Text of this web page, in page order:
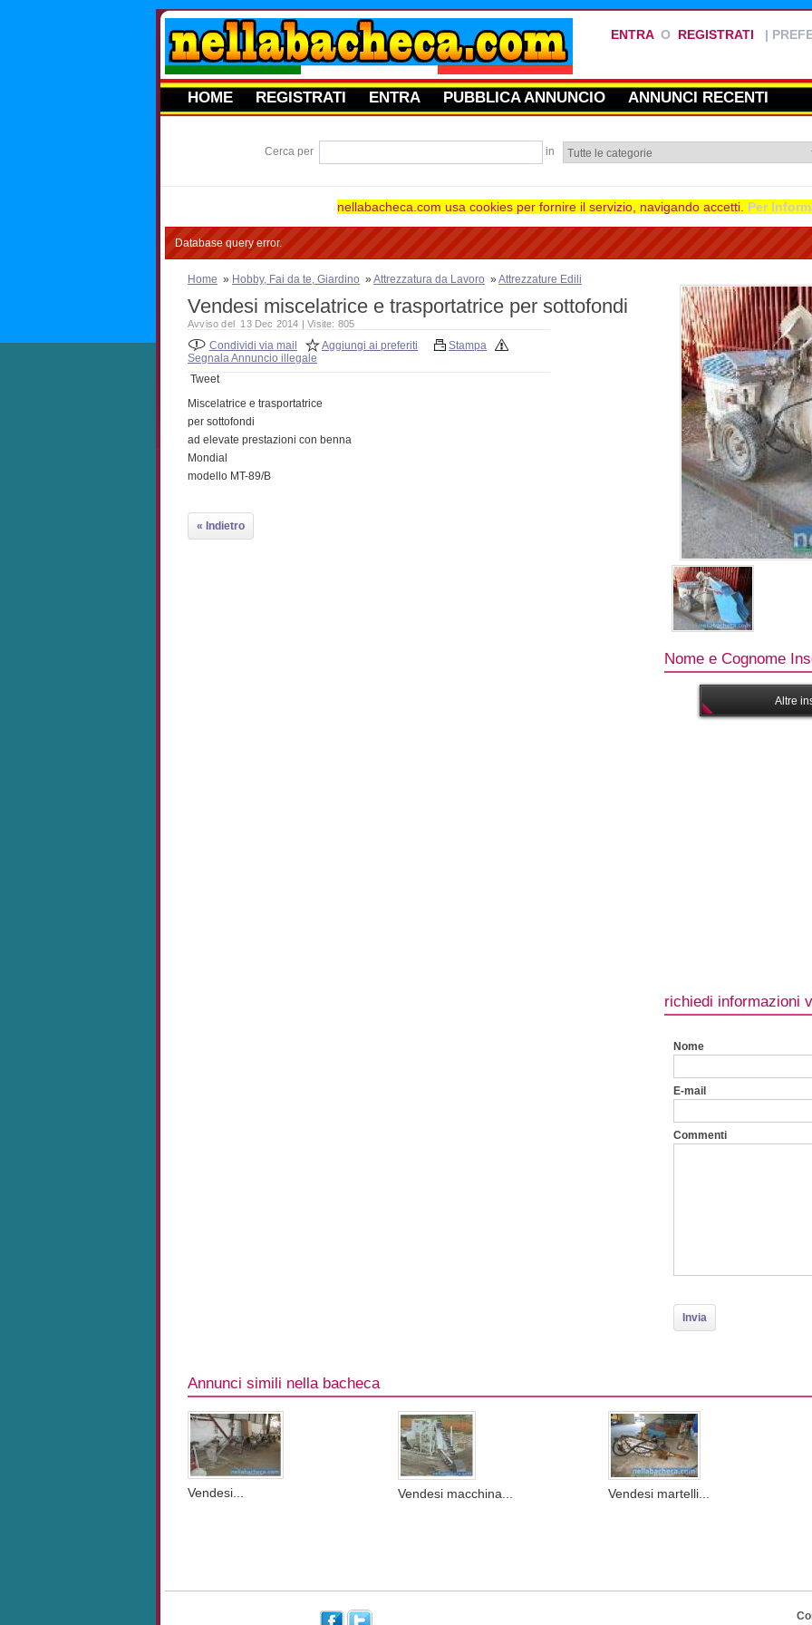
ENTRAO REGISTRATI |
HOME REGISTRATI ENTRA PUBBLICA ANNUNCIO ANNUNCI RECENTI
Cerca per in
nellabacheca.com usa cookies per fornire il servizio, navigando accetti. Per
Database query error.
Home » Hobby, Fai da te, Giardino »Attrezzatura da Lavoro »Attrezzature Edili
Vendesi miscelatrice e trasportatrice per sottofondi
Avviso del 13 Dec 2014 | Visite: 805
Condividi via mail Aggiungi ai preferiti
Stampa
Segnala Annuncio illegale
Tweet
Miscelatrice e trasportatrice
per sottofondi
ad elevate prestazioni con benna
Mondial
modello MT-89/B
« Indietro
Nome e Cognome
Altre
richiedi informazioni
Nome
E-mail
Commenti
Annunci simili nella bacheca
Vendesi... Vendesi macchina... Vendesi martelli...